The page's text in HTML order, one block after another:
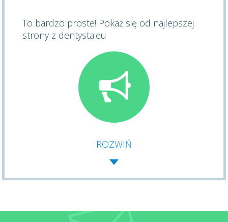
To bardzo proste! Pokaż się od najlepszej
strony z dentysta.eu
ROZWIŃ